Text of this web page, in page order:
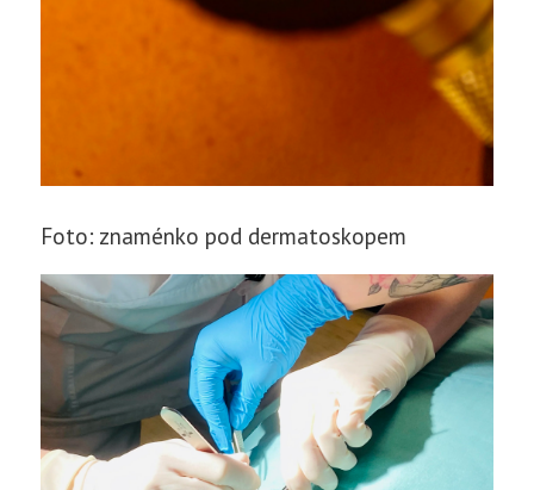
Foto: znaménko pod dermatoskopem